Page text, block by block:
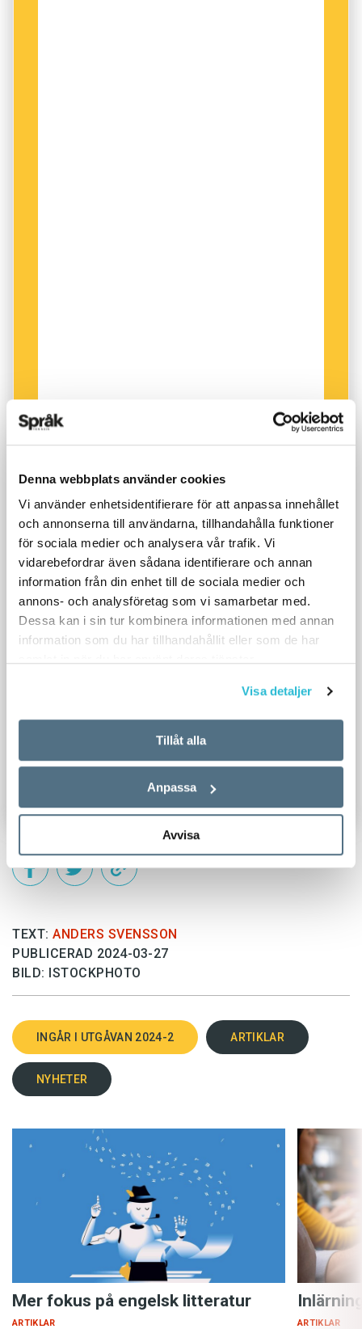
Denna webbplats använder cookies
Vi använder enhetsidentifierare för att anpassa innehållet
och annonserna till användarna, tillhandahålla funktioner
för sociala medier och analysera vår trafik. Vi
vidarebefordrar även sådana identifierare och annan
information från din enhet till de sociala medier och
annons- och analysföretag som vi samarbetar med.
Dessa kan i sin tur kombinera informationen med annan
information som du har tillhandahållit eller som de har
Visa detaljer
Tillåt alla
Anpassa
Avvisa
TEXT: ANDERS SVENSSON
PUBLICERAD 2024-03-27
BILD: ISTOCKPHOTO
INGÅR I UTGÅVAN 2024-2 ARTIKLAR
NYHETER
Mer fokus på engelsk litteratur
ARTIKLAR ARTIKLAR